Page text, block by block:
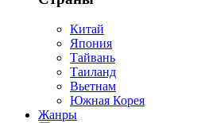
Китай
Япония
Тайвань
Таиланд
Вьетнам
Южная Корея
Жанры